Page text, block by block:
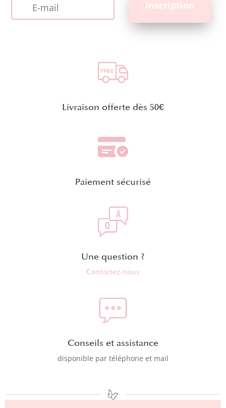
Livraison offerte dès 50€
Paiement sécurisé
Une question ?
Contactez-nous
Conseils et assistance
disponible par téléphone et mail